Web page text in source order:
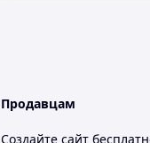
Продавцам
Создайте сайт